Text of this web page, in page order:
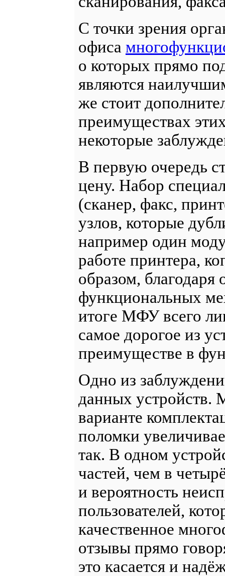
С точки зрения
офиса
о которых прямо
являются
же стоит
преимуществах
некоторые
В первую очередь
цену. Набор
(сканер, факс,
узлов, которые
например один
работе принтера,
образом, благодаря
функциональных
итоге МФУ всего
самое дорогое из
преимуществе в
Одно из
данных устройств.
варианте
поломки
так. В одном
частей, чем в
и вероятность
пользователей,
качественное
отзывы прямо
это касается и